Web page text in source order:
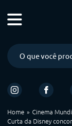
Home
Cinema
Curta da Disney